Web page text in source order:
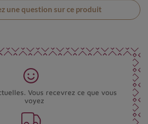
une question sur ce produit
Vous recevrez ce que vous
voyez